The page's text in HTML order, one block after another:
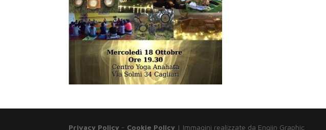
Privacy Policy - Cookie Policy | Immagini realizzate da Engiin Graphic